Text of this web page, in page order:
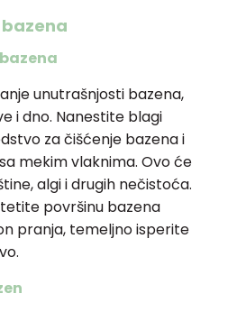
unutrašnjosti bazena,
i dno. Nanestite blagi
za čišćenje bazena i
mekim vlaknima. Ovo će
algi i drugih nečistoća.
površinu bazena
pranja, temeljno isperite